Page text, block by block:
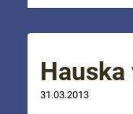
31.03.2013